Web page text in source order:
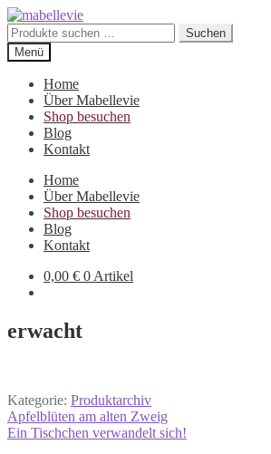
Zur
Navigation
springen
Zum
Inhalt
springen
Suchen
nach:
Suchen
Menü
Home
Über Mabellevie
Shop besuchen
Blog
Kontakt
Home
Über Mabellevie
Shop besuchen
Blog
Kontakt
0,00 € 0 Artikel
erwacht
Kategorie: Produktarchiv
Beitragsnavigation
Vorheriger
Beitrag:
Apfelblüten am alten Zweig
Nächster
Ein Tischchen verwandelt sich!